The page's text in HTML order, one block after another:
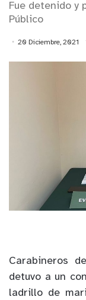
Fue detenido y
Público
20 Diciembre, 2021
Carabineros
detuvo a un
ladrillo de